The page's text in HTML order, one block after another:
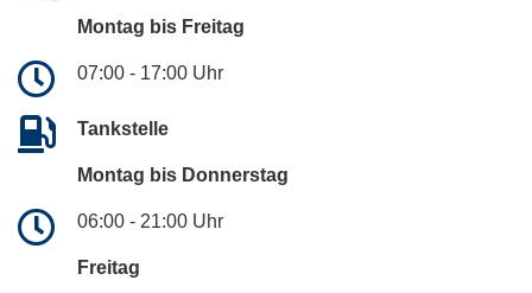
Montag bis Freitag
07:00 - 17:00 Uhr
Tankstelle
Montag bis Donnerstag
06:00 - 21:00 Uhr
Freitag